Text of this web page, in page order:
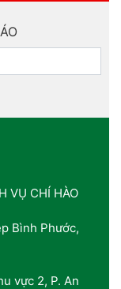
VỤ CHÍ HÀO
Bình Phước,
vực 2, P. An